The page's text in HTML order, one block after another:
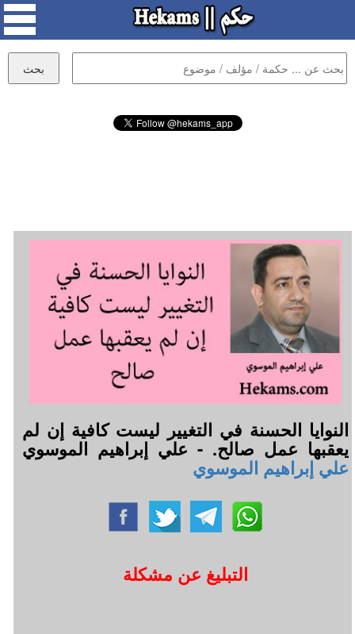
النوايا الحسنة في التغيير ليست كافية إن لم
يعقبها عمل صالح. - علي إبراهيم الموسوي
علي إبراهيم الموسوي
التبليغ عن مشكلة